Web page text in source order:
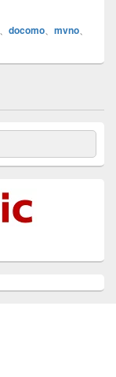
a
m
s
p
y
Li
k
docomo mvno